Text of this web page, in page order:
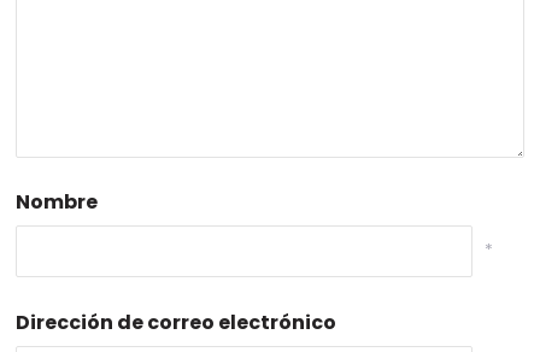
Nombre
*
Dirección de correo electrónico